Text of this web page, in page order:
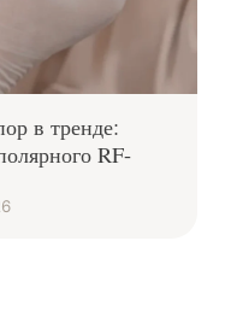
в тренде:
RF-